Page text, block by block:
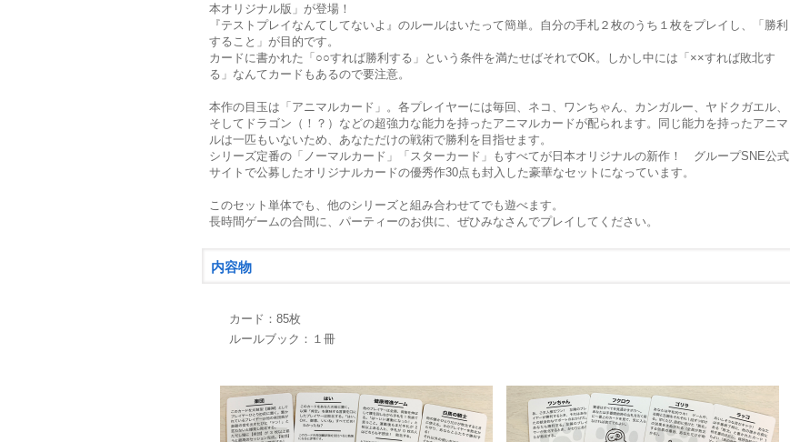
本オリジナル版」が登場！
『テストプレイなんてしてないよ』のルールはいたって簡単。自分の手札２枚のうち１枚をプレイし、「勝利
すること」が目的です。
カードに書かれた「○○すれば勝利する」という条件を満たせばそれでOK。しかし中には「××すれば敗北す
る」なんてカードもあるので要注意。
本作の目玉は「アニマルカード」。各プレイヤーには毎回、ネコ、ワンちゃん、カンガルー、ヤドクガエル、
そしてドラゴン（！？）などの超強力な能力を持ったアニマルカードが配られます。同じ能力を持ったアニマ
ルは一匹もいないため、あなただけの戦術で勝利を目指せます。
シリーズ定番の「ノーマルカード」「スターカード」もすべてが日本オリジナルの新作！ グループSNE公式
サイトで公募したオリジナルカードの優秀作30点も封入した豪華なセットになっています。
このセット単体でも、他のシリーズと組み合わせてでも遊べます。
長時間ゲームの合間に、パーティーのお供に、ぜひみなさんでプレイしてください。
内容物
カード：85枚
ルールブック：１冊